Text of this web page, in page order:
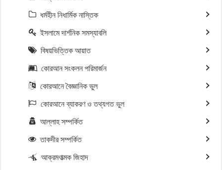
ধর্মহীন নিধার্মিক নাস্তিক
ইসলামে দার্শনিক সমস্যাবলি
বিষয়ভিত্তিক আয়াত
কোরআন সংকলন পরিমার্জন
কোরআনে বৈজ্ঞানিক ভুল
কোরআনে ব্যাকরণ ও তথ্যগত ভুল
আল্লাহ সম্পর্কিত
তাকদীর সম্পর্কিত
আক্রমণাত্মক জিহাদ